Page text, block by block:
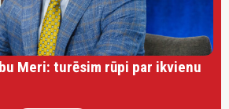
Meri: turēsim rūpi par ikvienu